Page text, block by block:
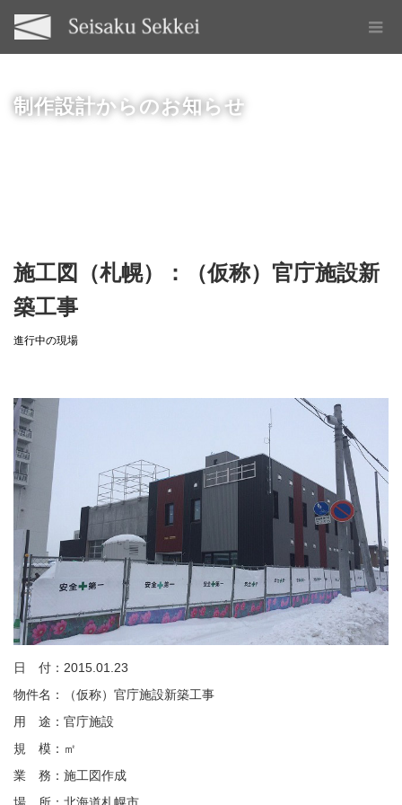
制作設計からのお知らせ
施工図（札幌）：（仮称）官庁施設新
築工事
進行中の現場
日 付：2015.01.23
物件名：（仮称）官庁施設新築工事
用 途：官庁施設
規 模：㎡
業 務：施工図作成